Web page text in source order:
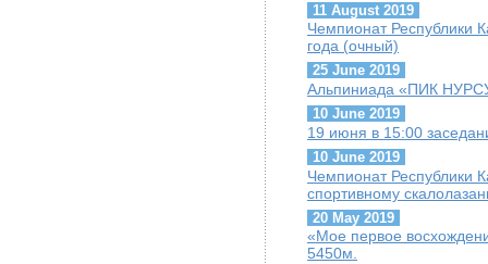
11 August 2019
Чемпионат Республики
года (очный)
25 June 2019
Альпиниада «ПИК
10 June 2019
19 июня в 15:00
10 June 2019
Чемпионат Республики
спортивному
20 May 2019
«Мое первое
5450м.